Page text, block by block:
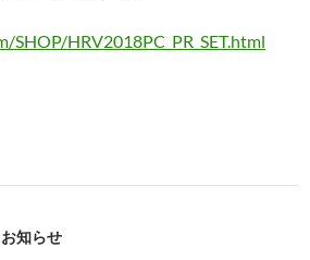
HRV2018PC_PR_SET.html
知らせ